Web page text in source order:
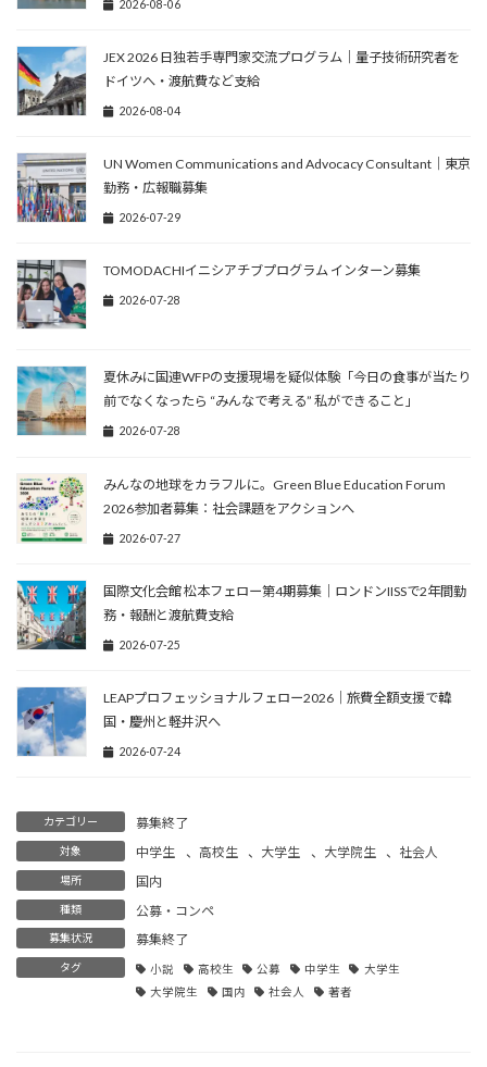
2026-08-06
JEX 2026 日独若手専門家交流プログラム｜量子技術研究者を
ドイツへ・渡航費など支給
2026-08-04
UN Women Communications and Advocacy Consultant｜東京
勤務・広報職募集
2026-07-29
TOMODACHIイニシアチブプログラム インターン募集
2026-07-28
夏休みに国連WFPの支援現場を疑似体験「今日の食事が当たり
前でなくなったら “みんなで考える” 私ができること」
2026-07-28
みんなの地球をカラフルに。Green Blue Education Forum
2026参加者募集：社会課題をアクションへ
2026-07-27
国際文化会館 松本フェロー第4期募集｜ロンドンIISSで2年間勤
務・報酬と渡航費支給
2026-07-25
LEAPプロフェッショナルフェロー2026｜旅費全額支援で韓
国・慶州と軽井沢へ
2026-07-24
カテゴリー 募集終了
対象 中学生 、 高校生 、 大学生 、 大学院生 、 社会人
場所 国内
種類 公募・コンペ
募集状況 募集終了
タグ 小説 高校生 公募 中学生
大学生
大学院生
国内 社会人 著者